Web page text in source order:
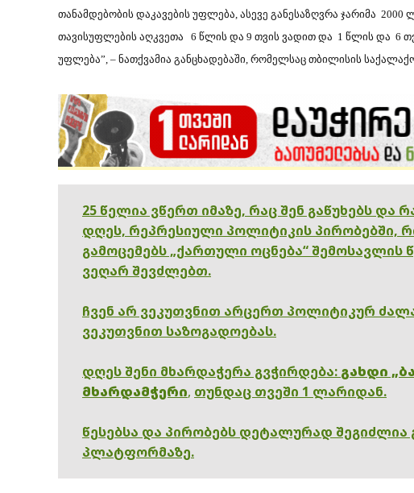
თანამდებობის დაკავების უფლება, ასევე განესაზღვრა ჯარიმა
თავისუფლების აღკვეთა 6 წლის და 9 თვის ვადით და 1 წლის და 6
უფლება”, – ნათქვამია განცხადებაში, რომელსაც თბილისის
25 წელია ვწერთ იმაზე, რაც შენ გაწუხებს და
დღეს, რეპრესიული პოლიტიკის პირობებში,
გამოცემებს „ქართული ოცნება“ შემოსავლის
ვეღარ შევძლებთ.
ჩვენ არ ვეკუთვნით არცერთ პოლიტიკურ
ვეკუთვნით საზოგადოებას.
დღეს შენი მხარდაჭერა გვჭირდება: გახდი
მხარდამჭერი, თუნდაც თვეში 1 ლარიდან.
წესებსა და პირობებს დეტალურად შეგიძლია
პლატფორმაზე.